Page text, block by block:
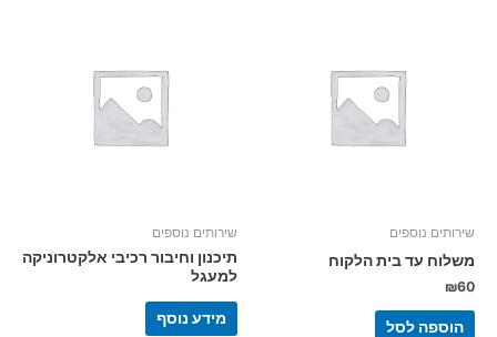
שירותים נוספים
משלוח עד בית הלקוח
₪60
הוספה לסל
שירותים נוספים
תיכנון וחיבור רכיבי אלקטרוניקה
למעגל
מידע נוסף